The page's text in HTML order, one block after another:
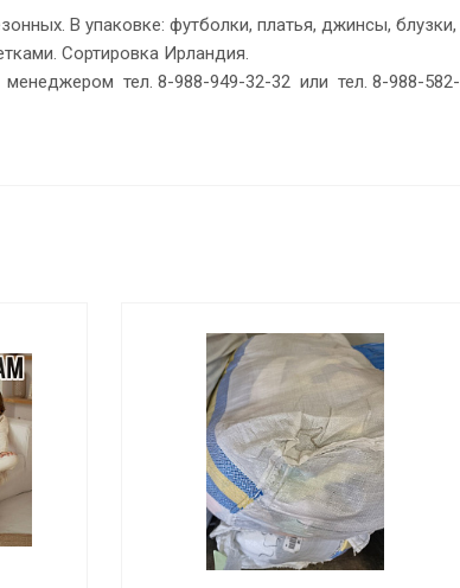
В упаковке: футболки, платья, джинсы, блузки,
Сортировка Ирландия.
менеджером тел. 8-988-949-32-32 или тел. 8-988-582-